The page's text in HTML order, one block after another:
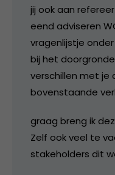
jij ook aan
eend adviseren
vragenlijstje
bij het
verschillen met je
bovenstaande
graag breng ik
Zelf ook veel te
stakeholders dit